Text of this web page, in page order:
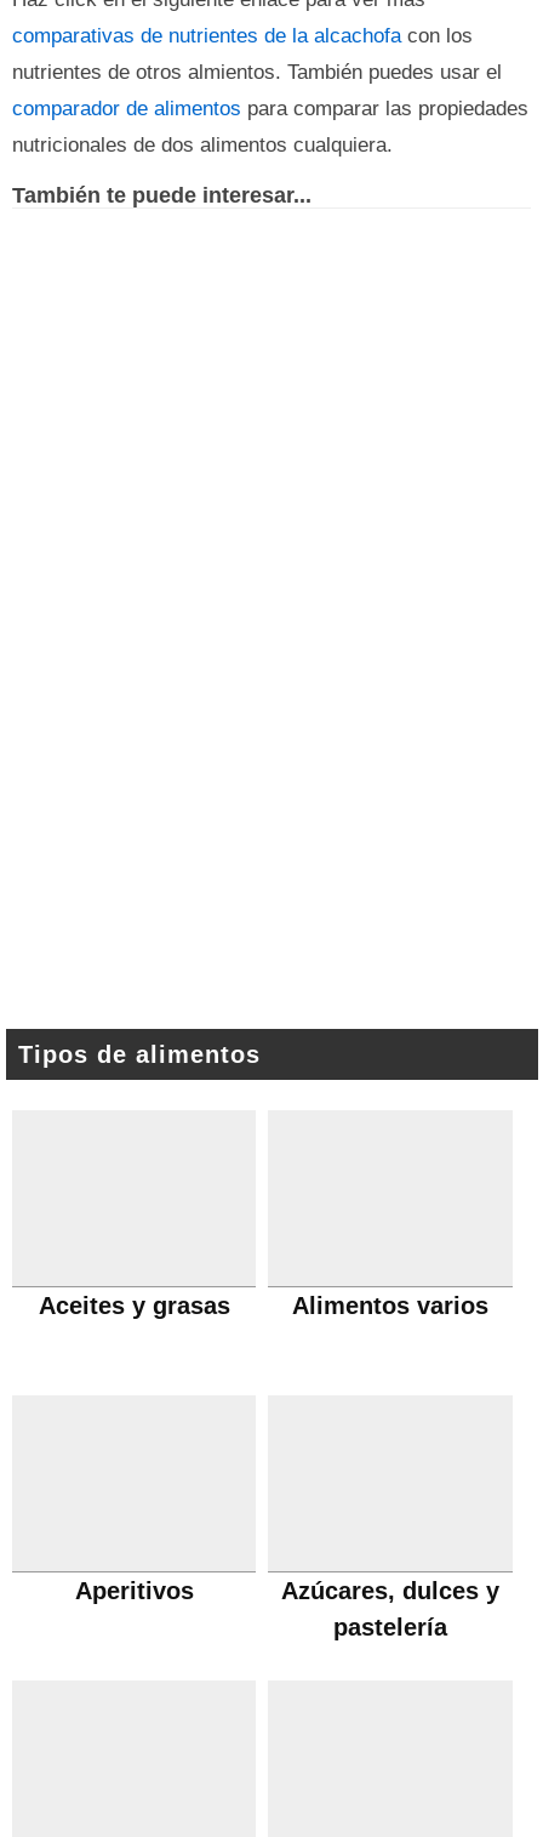
comparativas de nutrientes de la alcachofacon los
nutrientes de otros almientos. También puedes usar el
comparador de alimentos para comparar las propiedades
nutricionales de dos alimentos cualquiera.
También te puede interesar...
Tipos de alimentos
Aceites y grasas Alimentos varios
Aperitivos
Azúcares, dulces y
pastelería